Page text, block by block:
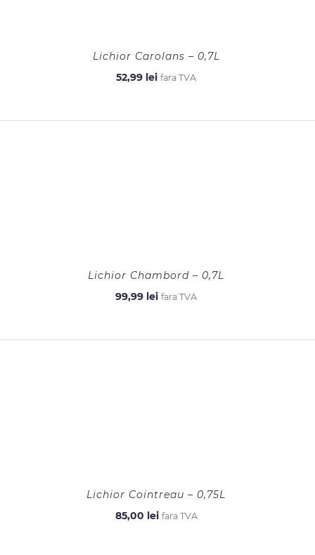
Lichior Carolans – 0,7L
52,99 lei fara TVA
Lichior Chambord – 0,7L
99,99 lei fara TVA
Lichior Cointreau – 0,75L
85,00 lei fara TVA